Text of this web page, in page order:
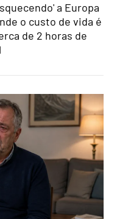
a Europa
o custo de vida é
de 2 horas de